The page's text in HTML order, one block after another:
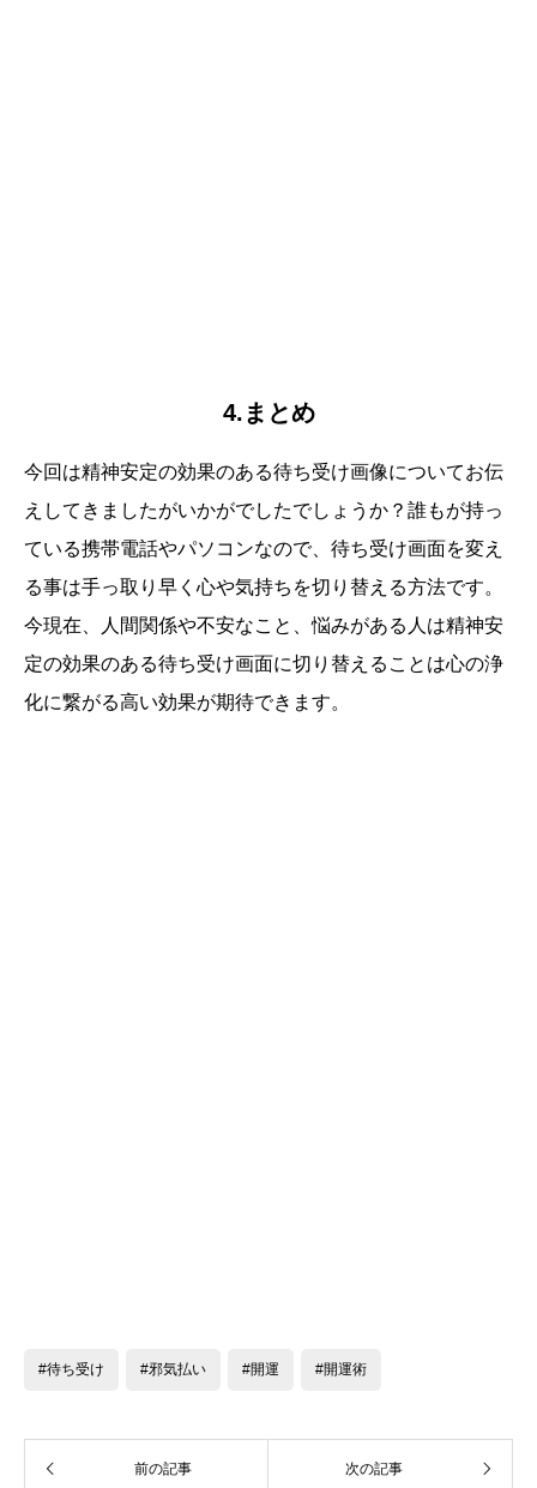
4.まとめ
今回は精神安定の効果のある待ち受け画像についてお伝
えしてきましたがいかがでしたでしょうか？誰もが持っ
ている携帯電話やパソコンなので、待ち受け画面を変え
る事は手っ取り早く心や気持ちを切り替える方法です。
今現在、人間関係や不安なこと、悩みがある人は精神安
定の効果のある待ち受け画面に切り替えることは心の浄
化に繋がる高い効果が期待できます。
#待ち受け #邪気払い #開運 #開運術
前の記事 次の記事